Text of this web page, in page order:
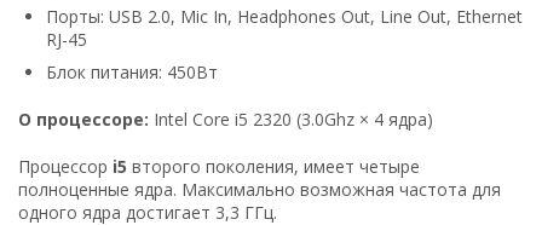
Порты: USB 2.0, Mic In, Headphones Out, Line Out, Ethernet
RJ-45
Блок питания: 450Вт
О процессоре: Intel Core i5 2320 (3.0Ghz × 4 ядра)
Процессор i5 второго поколения, имеет четыре
полноценные ядра. Максимально возможная частота для
одного ядра достигает 3,3 ГГц.